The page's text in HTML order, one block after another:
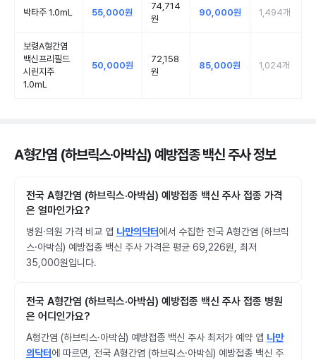
박타주 1.0mL 55,000원
74,714
원
90,000원 1,494개
보령A형간염
백신프리필드
시린지주
1.0mL
50,000원
72,158
원
85,000원 1,024개
A형간염 (하브릭스·아박심) 예방접종 백신 주사 정보
전국 A형간염 (하브릭스·아박심) 예방접종 백신 주사 접종 가격
은 얼마인가요?
병원·의원 가격 비교 앱 나만의닥터에서 수집한 전국 A형간염 (하브릭
스·아박심) 예방접종 백신 주사 가격은 평균 69,226원, 최저
35,000원입니다.
전국 A형간염 (하브릭스·아박심) 예방접종 백신 주사 접종 병원
은 어디인가요?
A형간염 (하브릭스·아박심) 예방접종 백신 주사 최저가 예약 앱 나만
의닥터에 따르면, 전국 A형간염 (하브릭스·아박심) 예방접종 백신 주